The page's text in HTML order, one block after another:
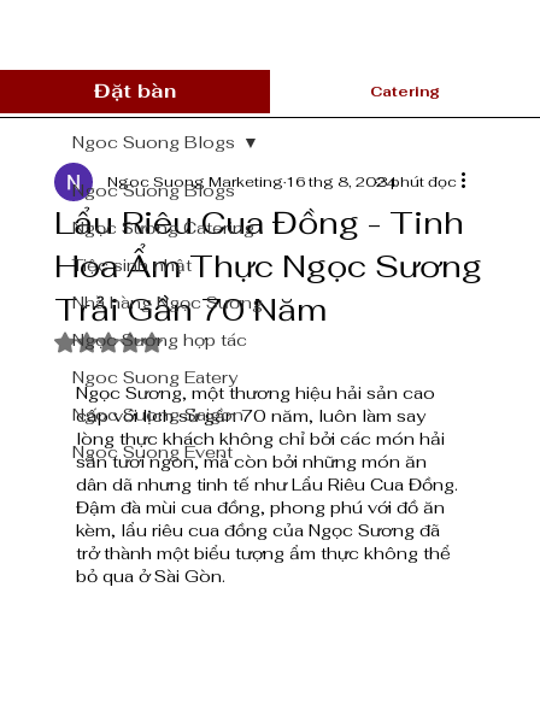
Catering
Đặt bàn
Ngoc Suong Blogs
Ngọc Sương Catering
Tiệc sinh nhật
Nhà hàng Ngọc Sương
Ngọc Sương hợp tác
Ngoc Suong Eatery
Ngoc Suong Saigon
Ngoc Suong Event
Ngoc Suong Blogs
Lẩu Riêu Cua Đồng - Tinh
Hoa Ẩm Thực Ngọc Sương
Trải Gần 70 Năm
Ngoc Suong Marketing16 thg 8, 20243 phút đọc
Đã xếp hạng NaN/5 sao.
Ngọc Sương, một thương hiệu hải sản cao
cấp với lịch sử gần 70 năm, luôn làm say
lòng thực khách không chỉ bởi các món hải
sản tươi ngon, mà còn bởi những món ăn
dân dã nhưng tinh tế như Lẩu Riêu Cua Đồng.
Đậm đà mùi cua đồng, phong phú với đồ ăn
kèm, lẩu riêu cua đồng của Ngọc Sương đã
trở thành một biểu tượng ẩm thực không thể
bỏ qua ở Sài Gòn.